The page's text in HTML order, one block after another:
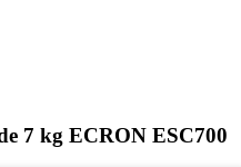
7 kg ECRON ESC700